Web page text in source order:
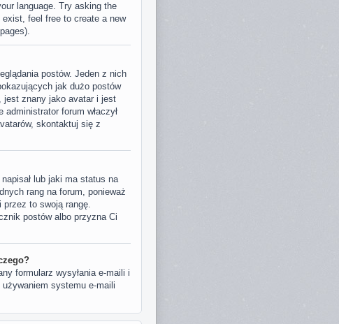
language. Try asking the
feel free to create a new
postów. Jeden z nich
jak dużo postów
jest znany jako avatar i jest
forum właczył
skontaktuj się z
lub jaki ma status na
rang na forum, ponieważ
to swoją rangę.
postów albo przyzna Ci
formularz wysyłania e-maili i
systemu e-maili